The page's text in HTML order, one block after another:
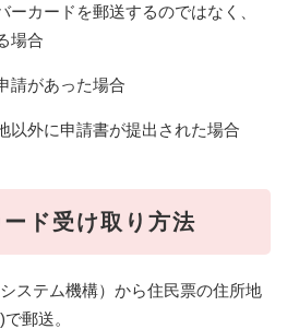
ーカードを郵送するのではなく、
場合
請があった場合
以外に申請書が提出された場合
ド受け取り方法
ステム機構）から住民票の住所地
郵送。